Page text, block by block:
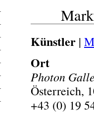
Künstler |
Ort
Photon
Österreich,
+43 (0) 19